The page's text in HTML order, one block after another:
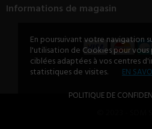
En poursuivant votre navigation
l'utilisation de Cookies pour
ciblées adaptées à vos centres
statistiques de visites.
EN
POLITIQUE DE
Informations de magasin